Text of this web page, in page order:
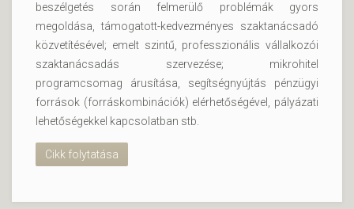
beszélgetés során felmerülő problémák gyors
megoldása, támogatott-kedvezményes szaktanácsadó
közvetítésével; emelt szintű, professzionális vállalkozói
szaktanácsadás szervezése; mikrohitel
programcsomag árusítása, segítségnyújtás pénzügyi
források (forráskombinációk) elérhetőségével, pályázati
lehetőségekkel kapcsolatban stb.
Cikk folytatása